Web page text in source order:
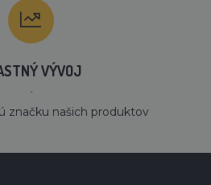
VÝVOJ
´
značku našich produktov